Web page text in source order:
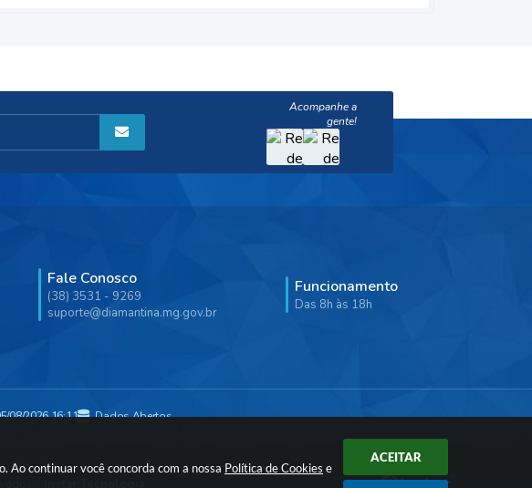
Ao continuar você concorda com a nossa Política de Cookies e
ACEITAR
Fale Conosco
(38) 3531 - 9269
suporte@diamantina.mg.gov.br
Funcionamento
Das 8h às 18h
08/2026 16:11 Dados Abertos